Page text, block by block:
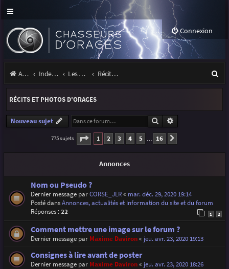
Connexion
Accueil Index du forum Les orages Récits et photos d'orages
e
r
RÉCITS ET PHOTOS D'ORAGES
Nouveau sujet Rechercher
775 sujets Page 1sur 16
1 2 3 4 5 … 16
Annonces
Nom ou Pseudo ?
Dernier message parCORSE_JLR« mar. déc. 29, 2020 19:14
Posté dansAnnonces, actualités et information du site et du forum
Réponses :22 1 2
Comment mettre une image sur le forum ?
Dernier message par Maxime Daviron« jeu. avr. 23, 2020 19:13
Consignes à lire avant de poster
Dernier message par Maxime Daviron« jeu. avr. 23, 2020 18:26